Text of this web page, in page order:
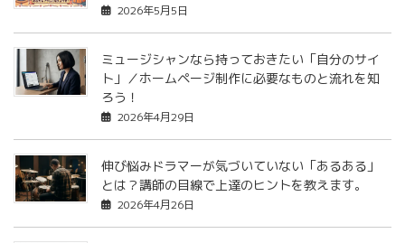
2026年5月5日
ミュージシャンなら持っておきたい「自分のサイ
ト」／ホームページ制作に必要なものと流れを知
ろう！
2026年4月29日
伸び悩みドラマーが気づいていない「あるある」
とは？講師の目線で上達のヒントを教えます。
2026年4月26日